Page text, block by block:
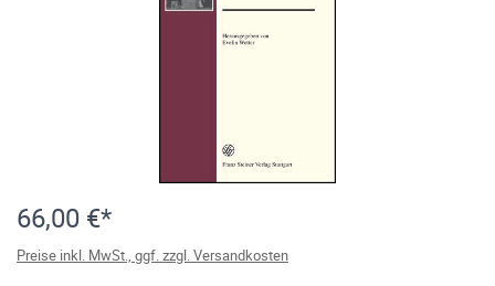
66,00 €*
Preise inkl. MwSt., ggf. zzgl. Versandkosten